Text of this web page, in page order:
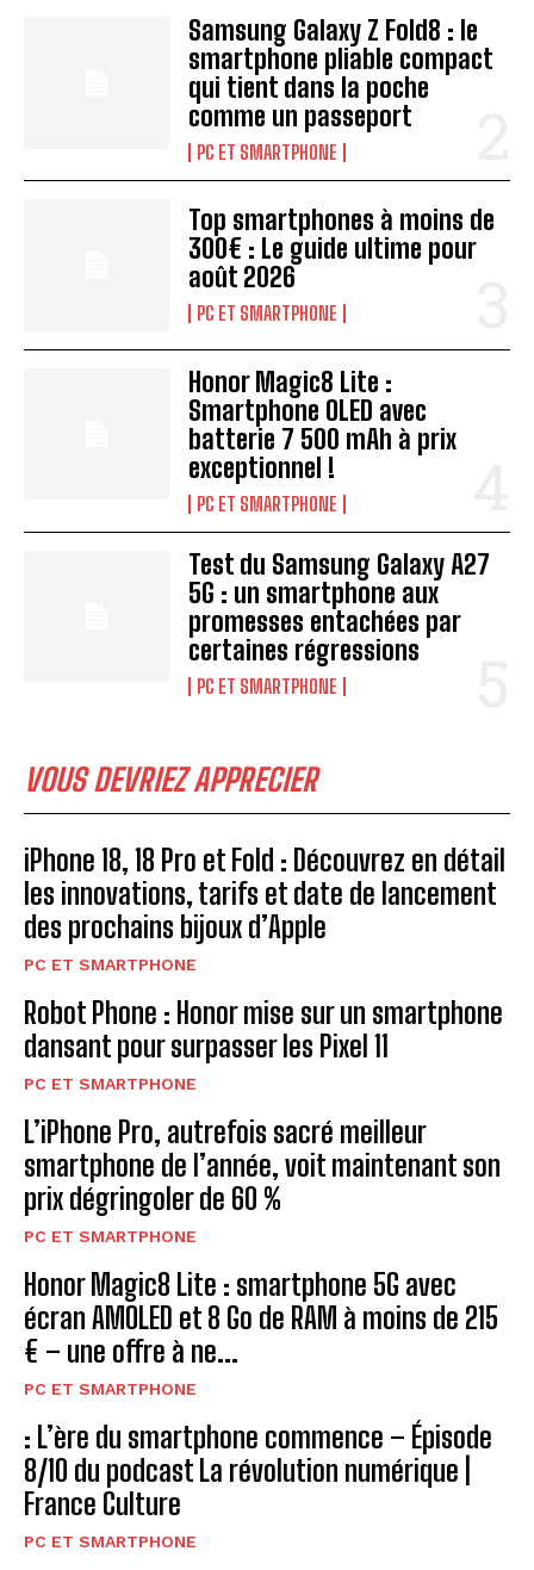
Samsung Galaxy Z Fold8 : le
smartphone pliable compact
qui tient dans la poche
comme un passeport
PC ET SMARTPHONE
Top smartphones à moins de
300€ : Le guide ultime pour
août 2026
PC ET SMARTPHONE
Honor Magic8 Lite :
Smartphone OLED avec
batterie 7 500 mAh à prix
exceptionnel !
PC ET SMARTPHONE
Test du Samsung Galaxy A27
5G : un smartphone aux
promesses entachées par
certaines régressions
PC ET SMARTPHONE
VOUS DEVRIEZ APPRECIER
iPhone 18, 18 Pro et Fold : Découvrez en détail
les innovations, tarifs et date de lancement
des prochains bijoux d’Apple
PC ET SMARTPHONE
Robot Phone : Honor mise sur un smartphone
dansant pour surpasser les Pixel 11
PC ET SMARTPHONE
L’iPhone Pro, autrefois sacré meilleur
smartphone de l’année, voit maintenant son
prix dégringoler de 60 %
PC ET SMARTPHONE
Honor Magic8 Lite : smartphone 5G avec
écran AMOLED et 8 Go de RAM à moins de 215
€ – une offre à ne...
PC ET SMARTPHONE
: L’ère du smartphone commence – Épisode
8/10 du podcast La révolution numérique |
France Culture
PC ET SMARTPHONE